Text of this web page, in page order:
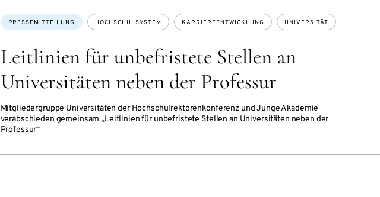
Leitlinien für unbefristete Stellen an
Universitäten neben der Professur
Mitgliedergruppe Universitäten der Hochschulrektorenkonferenz und Junge Akademie
verabschieden gemeinsam „Leitlinien für unbefristete Stellen an Universitäten neben der
Professur“
Themen:
PRESSEMITTEILUNG HOCHSCHULSYSTEM KARRIEREENTWICKLUNG UNIVERSITÄT